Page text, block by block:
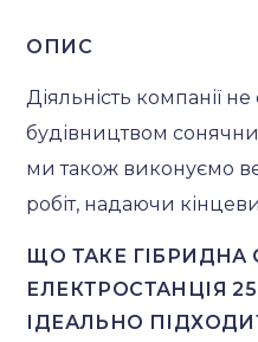
ОПИС
Діяльність компанії
будівництвом
ми також виконуємо
робіт, надаючи
ЩО ТАКЕ ГІБРИДНА
ЕЛЕКТРОСТАНЦІЯ
ІДЕАЛЬНО